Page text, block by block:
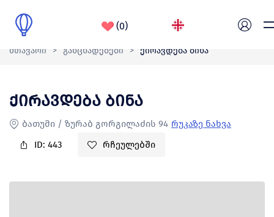
ჩვენ შესახებ
ბლოგი
კონტაქტი
(0)
მთავარი > განცხადებები > ქირავდება ბინა
ქირავდება ბინა
ბათუმი / ზურაბ გორგილაძის 94 რუკაზე ნახვა
ID: 443
რჩეულებში